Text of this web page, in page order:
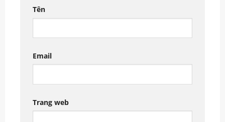
Tên
Email
Trang web